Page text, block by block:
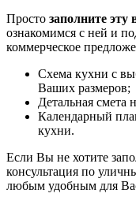
Просто заполните эту
ознакомимся с ней и
коммерческое
Схема кухни с
Ваших размеров;
Детальная
Календарный
кухни.
Если Вы не хотите
консультация по
любым удобным для